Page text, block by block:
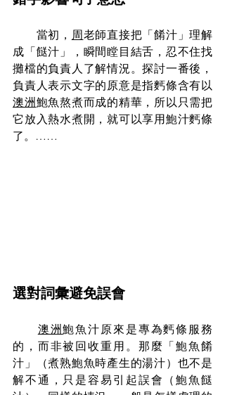
當初， 周老師直接把「餚汁」理解
成「餸汁」，瞬間瞠目結舌，忍不住找
攤檔的負責人了解情況。探討一番後，
負責人表示文字的原意是指麫條含有以
澳洲 鮑魚熬煮而成的精華，所以只需把
它放入熱水煮開，就可以享用鮑汁麫條
了。……
選對詞彙避免誤會
澳洲鮑魚汁原來是專為麫條服務
的，而非被回收重用。那麼「鮑魚餚
汁」（煮熟鮑魚時產生的湯汁）也不是
解不通，只是容易引起誤會（鮑魚餸